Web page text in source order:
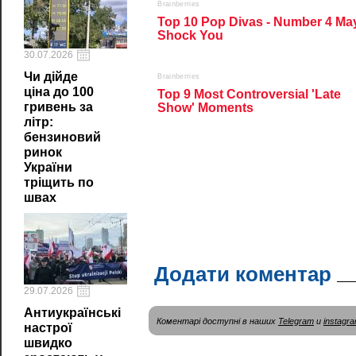
30.07.2026
Чи дійде
ціна до 100
гривень за
літр:
бензиновий
ринок
України
тріщить по
швах
29.07.2026
Антиукраїнські
настрої
швидко
Додати коментар
Коментарі доступні в наших Telegram и